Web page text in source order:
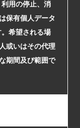
用の停止、消
保有個人データ
希望される場
或いはその代理
期間及び範囲で